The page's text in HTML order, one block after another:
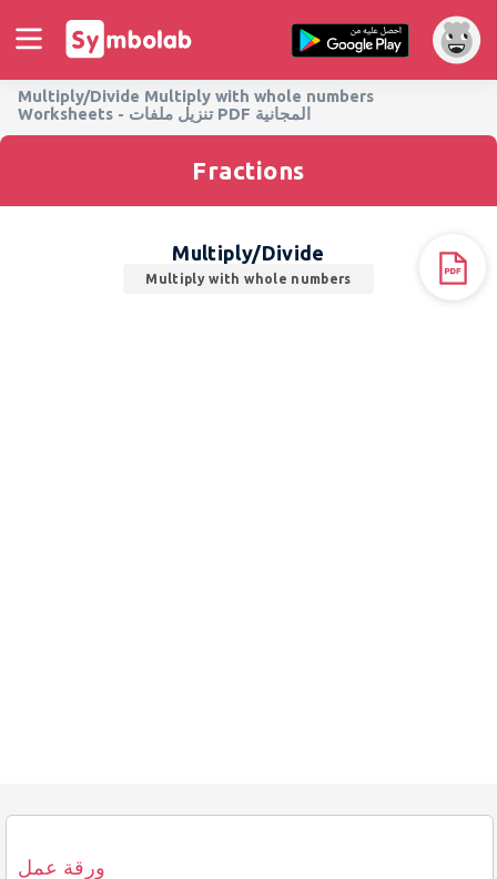
Multiply/Divide Multiply with whole numbers
Worksheets - تنزيل ملفات PDF المجانية
ورقة عمل
Fractions
Multiply/Divide
Multiply with whole numbers